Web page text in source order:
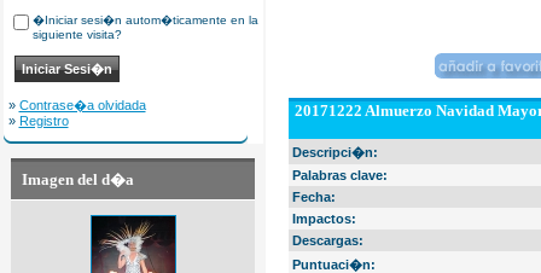
�Iniciar sesi�n autom�ticamente en la
siguiente visita?
» Contrase�a olvidada
» Registro
Imagen del d�a
20171222 Almuerzo Navidad
Descripci�n:
Palabras clave:
Fecha:
Impactos:
Descargas:
Puntuaci�n: